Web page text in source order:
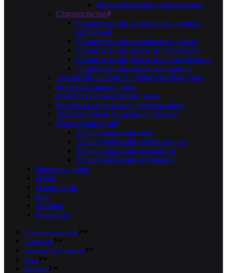
Водоснабжения и канализации
Строительство
Строительство загородных домов и
коттеджей
Строительство монолитных домов
Строительство домов из газобетона
Строительство домов из керамоблоков
Строительство домов из кирпича
Авторский надзор за строительством дома
Эскизный проект дома
Конструктивный проект дома
Разработка проектной документации
Архитектурная концепция проекта
3D визуализация
3D визуализация дома
3D визуализация архитектурная
3D визуализация ландшафта
3D визуализация экстерьера
Проекты домов
Цены
О компании
Блог
Отзывы
Контакты
Архитектурное бюро
Портфолио
Калькулятор стоимости
О нас
Контакты